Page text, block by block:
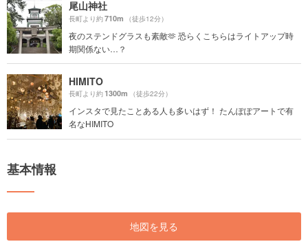
尾山神社
長町より約710m （徒歩12分）
夜のステンドグラスも素敵🫶 恐らくこちらはライトアップ時
期関係ない…？
HIMITO
長町より約1300m （徒歩22分）
インスタで見たことある人も多いはず！ たんぽぽアートで有
名なHIMITO
基本情報
地図を見る